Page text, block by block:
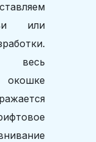
или
весь
окошке